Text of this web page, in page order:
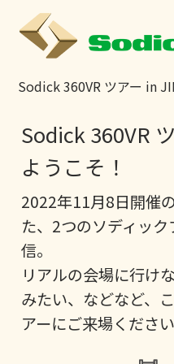
Sodick 360VR ツアー in
Sodick 360VR
ようこそ！
2022年11月8日開催
た、2つのソディッ
信。
リアルの会場に行け
みたい、などなど、
アーにご来場ください